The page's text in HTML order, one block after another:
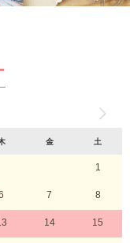
金 土
1
7 8
14 15